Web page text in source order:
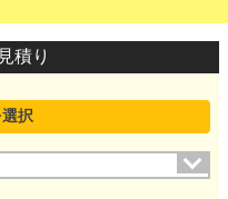
積り
択